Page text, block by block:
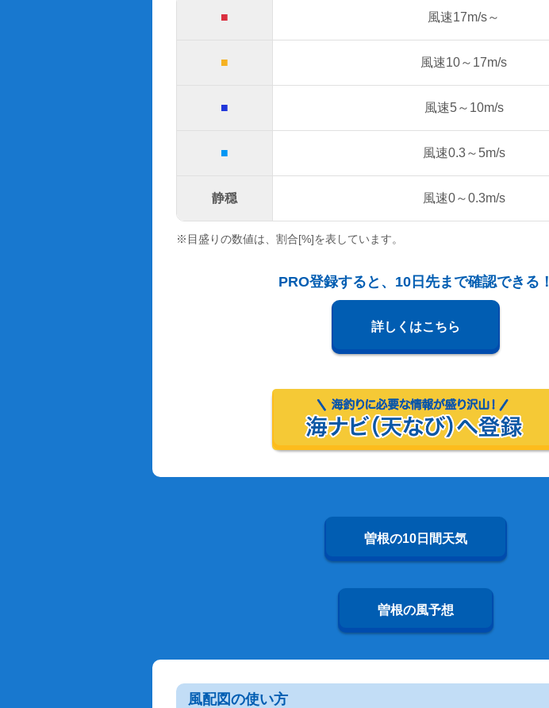
■ 風速17m/s～
■ 風速10～17m/s
■ 風速5～10m/s
■ 風速0.3～5m/s
静穏 風速0～0.3m/s
※目盛りの数値は、割合[%]を表しています。
PRO登録すると、10日先まで確認できる！
詳しくはこちら
曽根の10日間天気
曽根の風予想
風配図の使い方